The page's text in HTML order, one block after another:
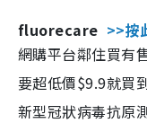
fluorecare >>按
網購平台鄰住買有
要超低價$9.9就買
新型冠狀病毒抗原